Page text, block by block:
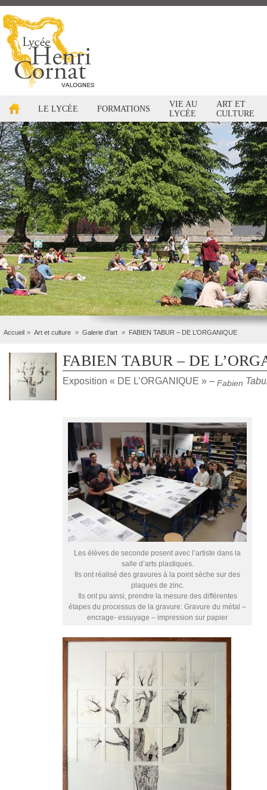
LE LYCÉE FORMATIONS
VIE AU
LYCÉE
ART ET
CULTURE
Accueil Art et culture Galerie d’art FABIEN TABUR – DE L’ORGANIQUE
FABIEN TABUR – DE
Exposition « DE L’ORGANIQUE » – Fabien
Les élèves de seconde posent avec l’artiste dans la
salle d’arts plastiques.
Ils ont réalisé des gravures à la point sèche sur des
plaques de zinc.
Ils ont pu ainsi, prendre la mesure des différentes
étapes du processus de la gravure: Gravure du métal –
encrage- essuyage – impression sur papier